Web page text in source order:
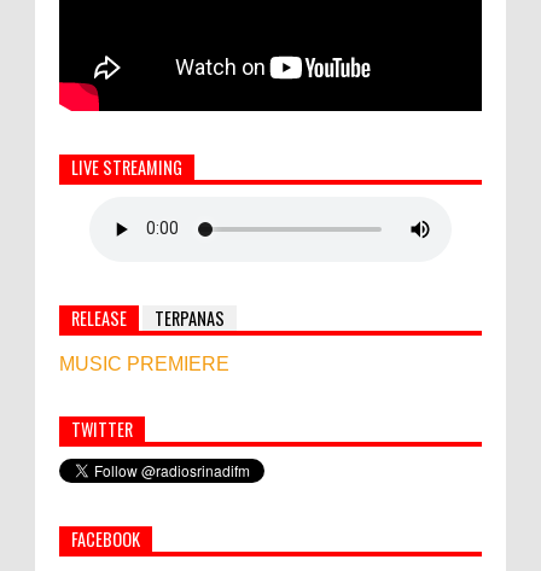
LIVE STREAMING
RELEASE TERPANAS
MUSIC PREMIERE
Simbol Persahabatan, RI Bangun Islamic Centre di
Afghanistan
PEMKAB KLUNGKUNG GELAR PASAR
TWITTER
FACEBOOK